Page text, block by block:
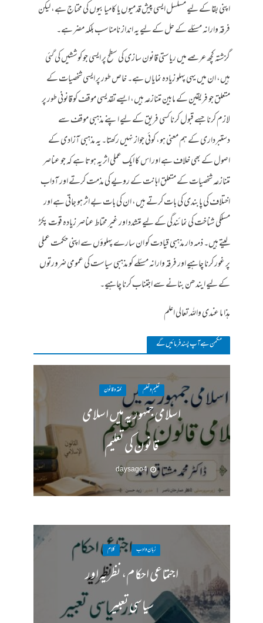
اپنی بقا کے لیے مسلسل ایسی پیش قدمیوں یا کامیابیوں کی محتاج ہے، لیکن
فرقہ وارانہ مسئلے کے حل کے لیے یہ انداز نامناسب بلکہ مضر ہے۔
گزشتہ کچھ عرصے میں ریاستی قانون سازی کی سطح پر ایسی جو کوششیں کی گئی
ہیں، ان میں یہی پہلو زیادہ نمایاں ہے۔ خاص طور پر ایسی شخصیات کے
متعلق جو فریقین کے مابین متنازعہ ہیں، ایسے تقدیسی موقف کو قانونی طور پر
لازم کرنا جسے قبول کرنا کسی فریق کے لیے اپنے مذہبی موقف سے
دستبرداری کے ہم معنی ہو، کوئی جواز نہیں رکھتا۔ یہ مذہبی آزادی کے
اصول کے بھی خلاف ہے اور اس کا ایک عملی اثر یہ ہوتا ہے کہ جو عناصر
متنازعہ شخصیات کے متعلق اہانت کے رویے کی مذمت کرتے اور آداب
اختلاف کی پابندی کی بات کرتے ہیں، ان کی بات بے اثر ہو جاتی ہے اور
مسلکی شناخت کی نمائندگی کے لیے متشدد اور غیر محتاط عناصر زیادہ قوت پکڑ
لیتے ہیں۔ ذمہ دار مذہبی قیادت کو ان سارے پہلوؤں سے اپنی حکمت عملی
پر غور کرنا چاہیے اور فرقہ وارانہ مسئلے کو مذہبی سیاست کی عمومی ضرورتوں
کے لیے ایندھن بنانے سے اجتناب کرنا چاہیے۔
ہذا ما عندی واللہ تعالی اعلم
مکمن ہےآپ پسند فرمائیں گے
تعلیم و تعلم فقہ وقانون
اسلامی جمہوریہ میں اسلامی
قانون کی تعلیم
4 days ago
زبان وادب کلام
اجتماعی احکام، نظریہ اور
سیاسی تعبیر